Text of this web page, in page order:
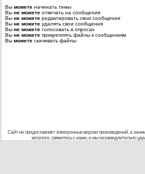
Вы можете начинать темы
Вы не можете отвечать на сообщения
Вы не можете редактировать свои сообщения
Вы не можете удалять свои сообщения
Вы не можете голосовать в опросах
Вы не можете прикреплять файлы к сообщениям
Вы можете скачивать файлы
Сайт не предоставляет электронные версии произведений, а
каталоге, свяжитесь с нами, и мы незамедлительно